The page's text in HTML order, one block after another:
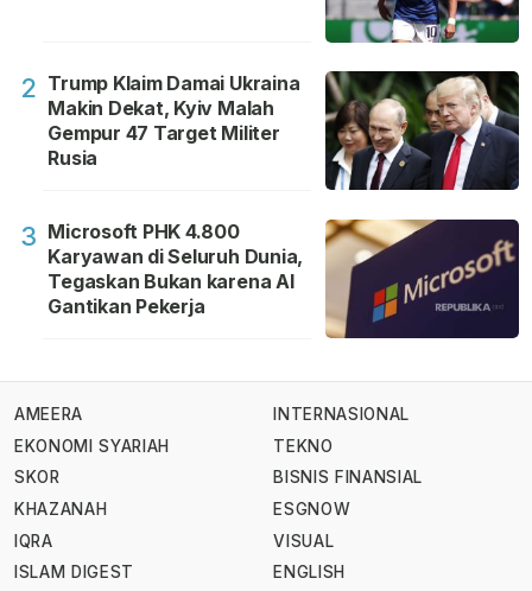
2 Trump Klaim Damai Ukraina
Makin Dekat, Kyiv Malah
Gempur 47 Target Militer
Rusia
3 Microsoft PHK 4.800
Karyawan di Seluruh Dunia,
Tegaskan Bukan karena AI
Gantikan Pekerja
AMEERA
EKONOMI SYARIAH
SKOR
KHAZANAH
IQRA
ISLAM DIGEST
INTERNASIONAL
TEKNO
BISNIS FINANSIAL
ESGNOW
VISUAL
ENGLISH